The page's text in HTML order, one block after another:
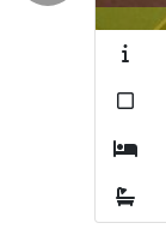
Madrid /